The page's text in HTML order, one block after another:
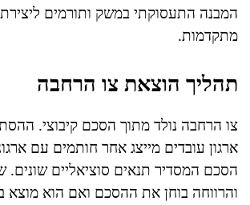
המבנה התעסוקתי במשק ותורמים
מתקדמות.
תהליך הוצאת צו הרחבה
צו הרחבה נולד מתוך הסכם קיבוצי.
ארגון עובדים מייצג אחר חותמים עם
הסכם המסדיר תנאים סוציאליים שונים.
והרווחה בוחן את ההסכם ואם הוא מוצא בו